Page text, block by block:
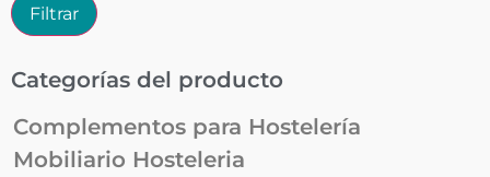
Filtrar
Categorías del producto
Complementos para Hostelería
Mobiliario Hosteleria